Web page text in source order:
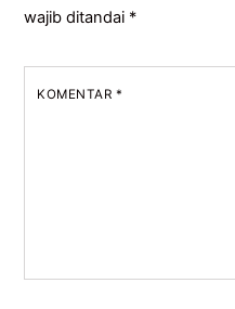
wajib ditandai *
KOMENTAR *